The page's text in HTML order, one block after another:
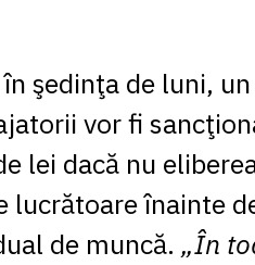
1 PLN = 1.1646
1 RUB= 0.0530
= 0.4526
1 TRY= 0.1141
1 XDR= 5.9383
şedinţa de luni,
vor fi
lei dacă nu
lucrătoare înainte
de muncă. „În